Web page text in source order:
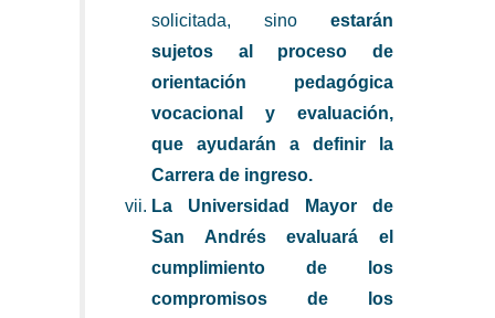
solicitada, sino estarán
sujetos al proceso de
orientación pedagógica
vocacional y evaluación,
que ayudarán a definir la
Carrera de ingreso.
La Universidad Mayor de
San Andrés evaluará el
cumplimiento de los
compromisos de los